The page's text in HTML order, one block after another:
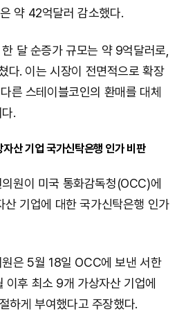
약 42억달러 감소했다.
달 순증가 규모는 약 9억달러로,
다. 이는 시장이 전면적으로 확장
른 스테이블코인의 환매를 대체
.
산 기업 국가신탁은행 인가 비판
원이 미국 통화감독청(OCC)에
산 기업에 대한 국가신탁은행 인가
은 5월 18일 OCC에 보낸 서한
후 최소 9개 가상자산 기업에
하게 부여했다고 주장했다.